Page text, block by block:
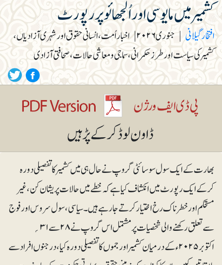
کشمیر میں مایوسی اور اُلجھائو پر رپورٹ
افتخار گیلانی جنوری ۲۰۲۶ | اخبار اُمت، انسانی حقوق اور شہری آزادیاں،
کشمیر کی سیاست اور طرز حکمرانی، سماجی و معاشی حالات، صحافتی آزادی
بھارت کے ایک سول سوسائٹی گروپ نے حال ہی میں کشمیر کا تفصیلی دورہ
کرکے ایک رپورٹ میں انکشاف کیا ہے کہ خطے میں حالات پریشان کن، غیر
مستحکم اور خطرناک رخ اختیار کرتے جا رہے ہیں۔ سیاسی، سول سروس اور فوج
سے تعلق رکھنے والی شخصیات پر مشتمل اس گروپ نے ۲۸ سے ۳۱؍
اکتوبر ۲۰۲۵ء کے درمیان کشمیر اور جموں کا تفصیلی دورہ کیا، درجنوں افراد سے